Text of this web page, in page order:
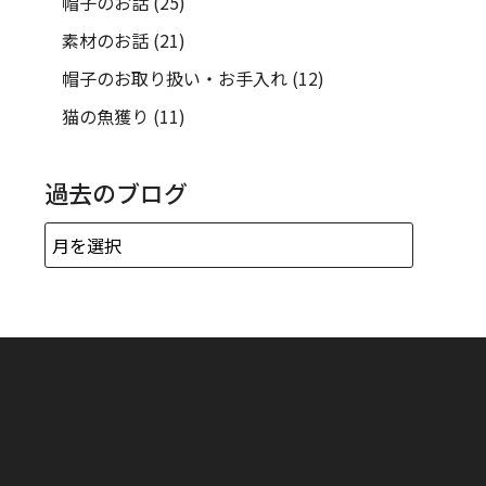
素材のお話(21)
帽子のお取り扱い・お手入れ(12)
猫の魚獲り (11)
過去のブログ